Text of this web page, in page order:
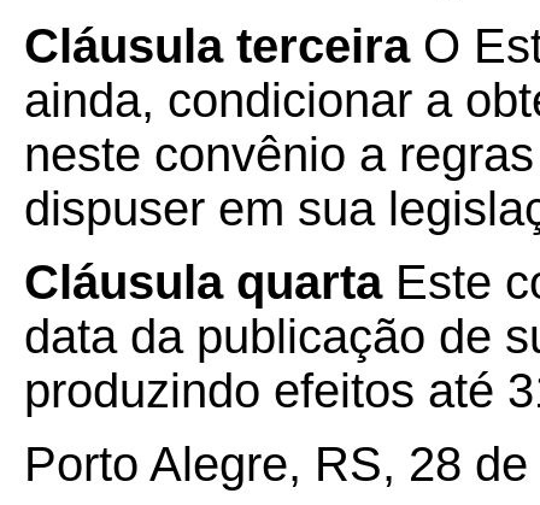
Cláusula terceiraO
ainda, condicionar a
neste convênio a
dispuser em sua
Cláusula quarta Este
data da publicação de
produzindo efeitos até
Porto Alegre, RS, 28